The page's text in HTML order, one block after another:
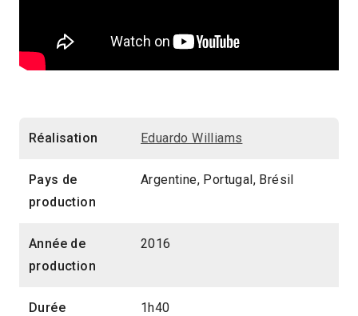
Réalisation Eduardo Williams
Pays de
production
Argentine, Portugal, Brésil
Année de
production
2016
Durée 1h40